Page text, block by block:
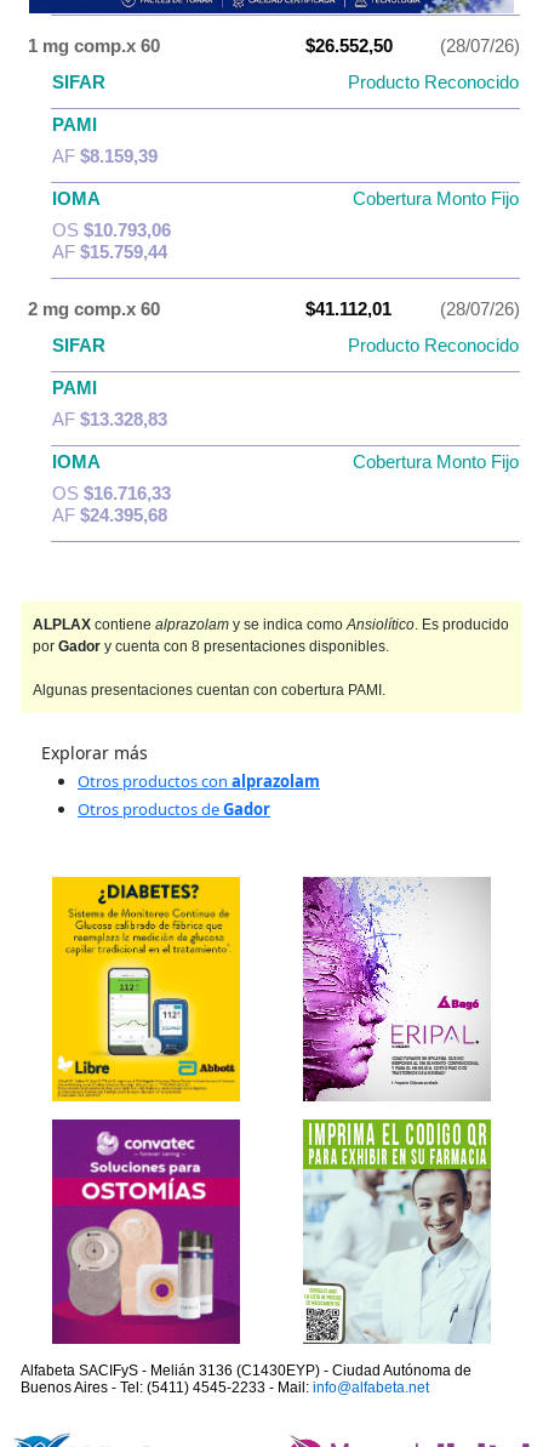
1 mg comp.x 60 $26.552,50
(28/07/26)
SIFAR
Producto Reconocido
PAMI
AF $8.159,39
IOMA
Cobertura Monto Fijo
OS $10.793,06
AF $15.759,44
2 mg comp.x 60 $41.112,01
(28/07/26)
SIFAR
Producto Reconocido
PAMI
AF $13.328,83
IOMA
Cobertura Monto Fijo
OS $16.716,33
AF $24.395,68
ALPLAX contiene alprazolam y se indica comoAnsiolítico. Es producido
por Gador y cuenta con 8 presentaciones disponibles.
Algunas presentaciones cuentan con cobertura PAMI.
Explorar más
Otros productos con alprazolam
Otros productos deGador
Alfabeta SACIFyS - Melián 3136 (C1430EYP) - Ciudad Autónoma de
Buenos Aires - Tel: (5411) 4545-2233 - Mail: info@alfabeta.net